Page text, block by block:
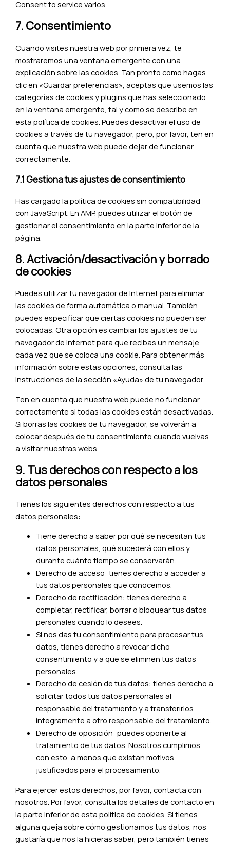
Consent to service varios
7. Consentimiento
Cuando visites nuestra web por primera vez, te
mostraremos una ventana emergente con una
explicación sobre las cookies. Tan pronto como hagas
clic en «Guardar preferencias», aceptas que usemos las
categorías de cookies y plugins que has seleccionado
en la ventana emergente, tal y como se describe en
esta política de cookies. Puedes desactivar el uso de
cookies a través de tu navegador, pero, por favor, ten en
cuenta que nuestra web puede dejar de funcionar
correctamente.
7.1 Gestiona tus ajustes de consentimiento
Has cargado la política de cookies sin compatibilidad
con JavaScript. En AMP, puedes utilizar el botón de
gestionar el consentimiento en la parte inferior de la
página.
8. Activación/desactivación y borrado
de cookies
Puedes utilizar tu navegador de Internet para eliminar
las cookies de forma automática o manual. También
puedes especificar que ciertas cookies no pueden ser
colocadas. Otra opción es cambiar los ajustes de tu
navegador de Internet para que recibas un mensaje
cada vez que se coloca una cookie. Para obtener más
información sobre estas opciones, consulta las
instrucciones de la sección «Ayuda» de tu navegador.
Ten en cuenta que nuestra web puede no funcionar
correctamente si todas las cookies están desactivadas.
Si borras las cookies de tu navegador, se volverán a
colocar después de tu consentimiento cuando vuelvas
a visitar nuestras webs.
9. Tus derechos con respecto a los
datos personales
Tienes los siguientes derechos con respecto a tus
datos personales:
Tiene derecho a saber por qué se necesitan tus
datos personales, qué sucederá con ellos y
durante cuánto tiempo se conservarán.
Derecho de acceso: tienes derecho a acceder a
tus datos personales que conocemos.
Derecho de rectificación: tienes derecho a
completar, rectificar, borrar o bloquear tus datos
personales cuando lo desees.
Si nos das tu consentimiento para procesar tus
datos, tienes derecho a revocar dicho
consentimiento y a que se eliminen tus datos
personales.
Derecho de cesión de tus datos: tienes derecho a
solicitar todos tus datos personales al
responsable del tratamiento y a transferirlos
íntegramente a otro responsable del tratamiento.
Derecho de oposición: puedes oponerte al
tratamiento de tus datos. Nosotros cumplimos
con esto, a menos que existan motivos
justificados para el procesamiento.
Para ejercer estos derechos, por favor, contacta con
nosotros. Por favor, consulta los detalles de contacto en
la parte inferior de esta política de cookies. Si tienes
alguna queja sobre cómo gestionamos tus datos, nos
gustaría que nos la hicieras saber, pero también tienes